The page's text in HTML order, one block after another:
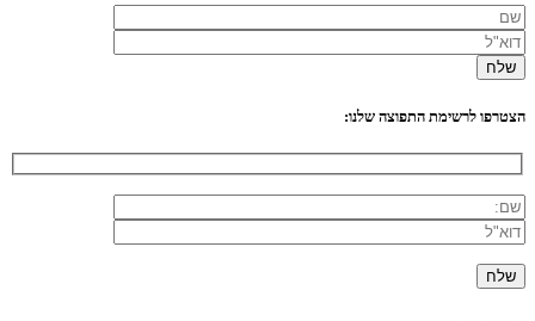
הצטרפו לרשימת התפוצה שלנו: